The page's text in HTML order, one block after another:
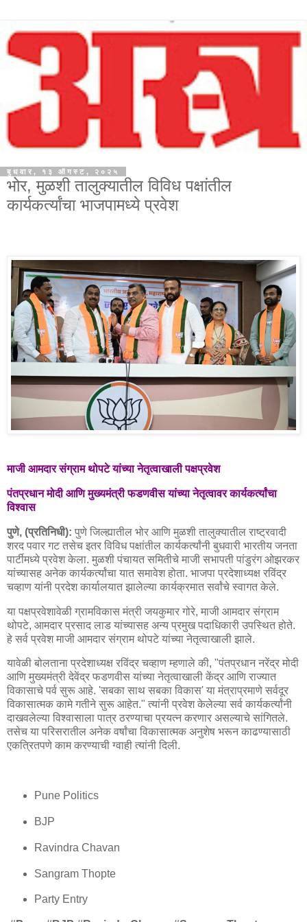
बुधवार, १३ ऑगस्ट, २०२५
भोर, मुळशी तालुक्यातील विविध पक्षांतील
कार्यकर्त्यांचा भाजपामध्ये प्रवेश
माजी आमदार संग्राम थोपटे यांच्या नेतृत्वाखाली पक्षप्रवेश
पंतप्रधान मोदी आणि मुख्यमंत्री फडणवीस यांच्या नेतृत्वावर कार्यकर्त्यांचा
विश्वास
पुणे, (प्रतिनिधी): पुणे जिल्ह्यातील भोर आणि मुळशी तालुक्यातील राष्ट्रवादी
शरद पवार गट तसेच इतर विविध पक्षांतील कार्यकर्त्यांनी बुधवारी भारतीय जनता
पार्टीमध्ये प्रवेश केला. मुळशी पंचायत समितीचे माजी सभापती पांडुरंग ओझरकर
यांच्यासह अनेक कार्यकर्त्यांचा यात समावेश होता. भाजपा प्रदेशाध्यक्ष रविंद्र
चव्हाण यांनी प्रदेश कार्यालयात झालेल्या कार्यक्रमात सर्वांचे स्वागत केले.
या पक्षप्रवेशावेळी ग्रामविकास मंत्री जयकुमार गोरे, माजी आमदार संग्राम
थोपटे, आमदार प्रसाद लाड यांच्यासह अन्य प्रमुख पदाधिकारी उपस्थित होते.
हे सर्व प्रवेश माजी आमदार संग्राम थोपटे यांच्या नेतृत्वाखाली झाले.
यावेळी बोलताना प्रदेशाध्यक्ष रविंद्र चव्हाण म्हणाले की, "पंतप्रधान नरेंद्र मोदी
आणि मुख्यमंत्री देवेंद्र फडणवीस यांच्या नेतृत्वाखाली केंद्र आणि राज्यात
विकासाचे पर्व सुरू आहे. 'सबका साथ सबका विकास' या मंत्राप्रमाणे सर्वदूर
विकासात्मक कामे गतीने सुरू आहेत." त्यांनी प्रवेश केलेल्या सर्व कार्यकर्त्यांनी
दाखवलेल्या विश्वासाला पात्र ठरण्याचा प्रयत्न करणार असल्याचे सांगितले.
तसेच या परिसरातील अनेक वर्षांचा विकासात्मक अनुशेष भरून काढण्यासाठी
एकत्रितपणे काम करण्याची ग्वाही त्यांनी दिली.
Pune Politics
BJP
Ravindra Chavan
Sangram Thopte
Party Entry